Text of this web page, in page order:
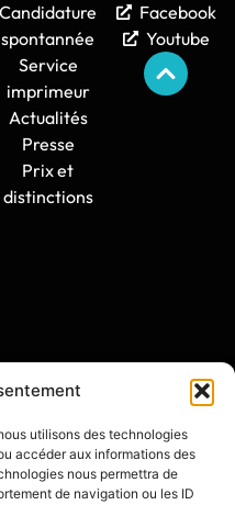
utilisons des technologies
accéder aux informations des
nous permettra de
de navigation ou les ID
Candidature
spontannée
Service
imprimeur
Actualités
Presse
Prix et
distinctions
Facebook
Youtube